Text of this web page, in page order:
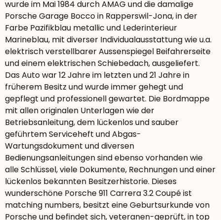
wurde im Mai 1984 durch AMAG und die damalige
Porsche Garage Bocco in Rapperswil-Jona, in der
Farbe Pazifikblau metallic und Lederinterieur
Marineblau, mit diverser Individualausstattung wie u.a.
elektrisch verstellbarer Aussenspiegel Beifahrerseite
und einem elektrischen Schiebedach, ausgeliefert.
Das Auto war 12 Jahre im letzten und 21 Jahre in
früherem Besitz und wurde immer gehegt und
gepflegt und professionell gewartet. Die Bordmappe
mit allen originalen Unterlagen wie der
Betriebsanleitung, dem lückenlos und sauber
geführtem Serviceheft und Abgas-
Wartungsdokument und diversen
Bedienungsanleitungen sind ebenso vorhanden wie
alle Schlüssel, viele Dokumente, Rechnungen und einer
lückenlos bekannten Besitzerhistorie. Dieses
wunderschöne Porsche 911 Carrera 3.2 Coupé ist
matching numbers, besitzt eine Geburtsurkunde von
Porsche und befindet sich, veteranen-geprüft, in top